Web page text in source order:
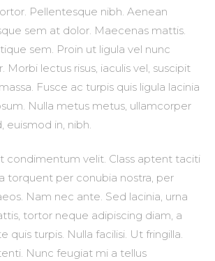
Pellentesque nibh. Aenean
sem at dolor. Maecenas mattis.
sem. Proin ut ligula vel nunc
lectus risus, iaculis vel, suscipit
Fusce ac turpis quis ligula lacinia
Nulla metus metus, ullamcorper
euismod in, nibh.
condimentum velit. Class aptent taciti
torquent per conubia nostra, per
Nam nec ante. Sed lacinia, urna
tortor neque adipiscing diam, a
quis turpis. Nulla facilisi. Ut fringilla.
Nunc feugiat mi a tellus